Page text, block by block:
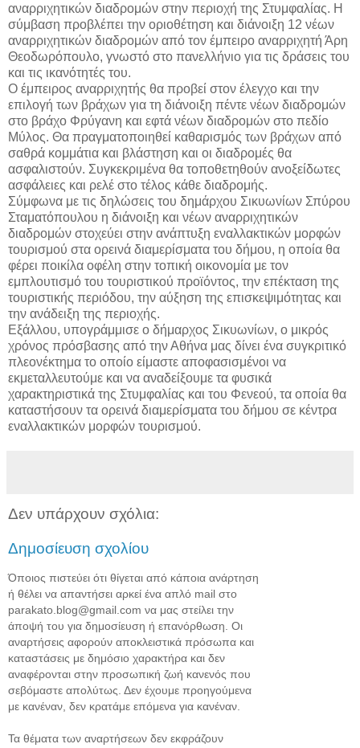
αναρριχητικών διαδρομών στην περιοχή της Στυμφαλίας. Η
σύμβαση προβλέπει την οριοθέτηση και διάνοιξη 12 νέων
αναρριχητικών διαδρομών από τον έμπειρο αναρριχητή Άρη
Θεοδωρόπουλο, γνωστό στο πανελλήνιο για τις δράσεις του
και τις ικανότητές του.
Ο έμπειρος αναρριχητής θα προβεί στον έλεγχο και την
επιλογή των βράχων για τη διάνοιξη πέντε νέων διαδρομών
στο βράχο Φρύγανη και εφτά νέων διαδρομών στο πεδίο
Μύλος. Θα πραγματοποιηθεί καθαρισμός των βράχων από
σαθρά κομμάτια και βλάστηση και οι διαδρομές θα
ασφαλιστούν. Συγκεκριμένα θα τοποθετηθούν ανοξείδωτες
ασφάλειες και ρελέ στο τέλος κάθε διαδρομής.
Σύμφωνα με τις δηλώσεις του δημάρχου Σικυωνίων Σπύρου
Σταματόπουλου η διάνοιξη και νέων αναρριχητικών
διαδρομών στοχεύει στην ανάπτυξη εναλλακτικών μορφών
τουρισμού στα ορεινά διαμερίσματα του δήμου, η οποία θα
φέρει ποικίλα οφέλη στην τοπική οικονομία με τον
εμπλουτισμό του τουριστικού προϊόντος, την επέκταση της
τουριστικής περιόδου, την αύξηση της επισκεψιμότητας και
την ανάδειξη της περιοχής.
Εξάλλου, υπογράμμισε ο δήμαρχος Σικυωνίων, ο μικρός
χρόνος πρόσβασης από την Αθήνα μας δίνει ένα συγκριτικό
πλεονέκτημα το οποίο είμαστε αποφασισμένοι να
εκμεταλλευτούμε και να αναδείξουμε τα φυσικά
χαρακτηριστικά της Στυμφαλίας και του Φενεού, τα οποία θα
καταστήσουν τα ορεινά διαμερίσματα του δήμου σε κέντρα
εναλλακτικών μορφών τουρισμού.
Δεν υπάρχουν σχόλια:
Δημοσίευση σχολίου
Όποιος πιστεύει ότι θίγεται από κάποια ανάρτηση
ή θέλει να απαντήσει αρκεί ένα απλό mail στο
parakato.blog@gmail.com να μας στείλει την
άποψή του για δημοσίευση ή επανόρθωση. Οι
αναρτήσεις αφορούν αποκλειστικά πρόσωπα και
καταστάσεις με δημόσιο χαρακτήρα και δεν
αναφέρονται στην προσωπική ζωή κανενός που
σεβόμαστε απολύτως. Δεν έχουμε προηγούμενα
με κανέναν, δεν κρατάμε επόμενα για κανέναν.
Τα θέματα των αναρτήσεων δεν εκφράζουν